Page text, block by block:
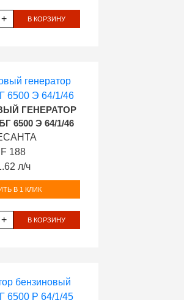
+ В КОРЗИНУ
ГЕНЕРАТОР
6500 Э 64/1/46
F 188
л/ч
В 1 КЛИК
+ В КОРЗИНУ